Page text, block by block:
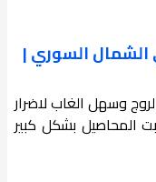
السوري |
وسهل الغاب لاضرار
المحاصيل بشكل كبير